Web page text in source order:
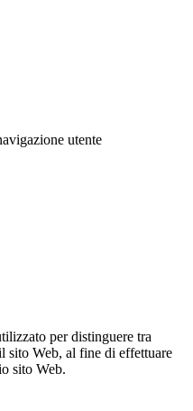
utente
per distinguere tra
sito Web, al fine di effettuare
sito Web.